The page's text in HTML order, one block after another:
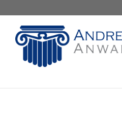
content